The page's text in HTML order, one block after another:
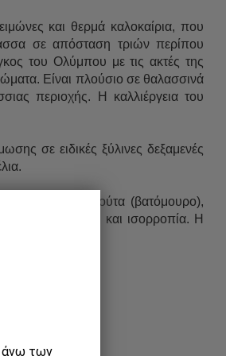
και θερμά καλοκαίρια, που
σε απόσταση τριών περίπου
του Ολύμπου με τις ακτές της
Είναι πλούσιο σε θαλασσινά
περιοχής. Η καλλιέργεια του
σε ειδικές ξύλινες δεξαμενές
μαύρα φρούτα (βατόμουρο),
δύναμη και ισορροπία. Η
άνω των